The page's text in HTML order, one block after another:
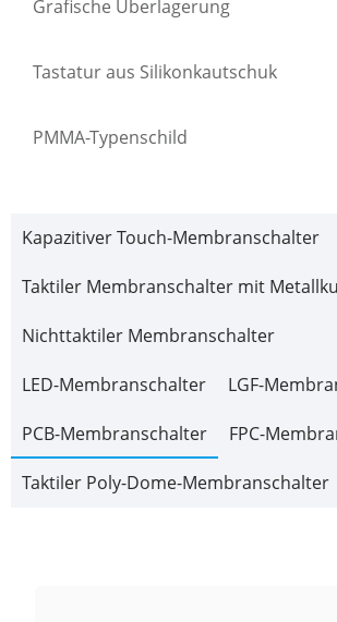
Grafische Überlagerung
Tastatur aus Silikonkautschuk
PMMA-Typenschild
Kapazitiver Touch-Membranschalter
Taktiler Membranschalter mit
Nichttaktiler Membranschalter
LED-Membranschalter LGF-
PCB-Membranschalter FPC-
Taktiler Poly-Dome-Membranschalter